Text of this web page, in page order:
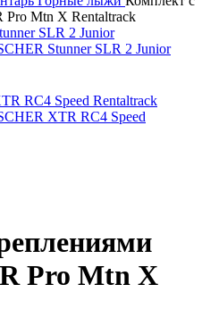
Mtn X Rentaltrack
Stunner SLR 2 Junior
XTR RC4 Speed
Pro Mtn X